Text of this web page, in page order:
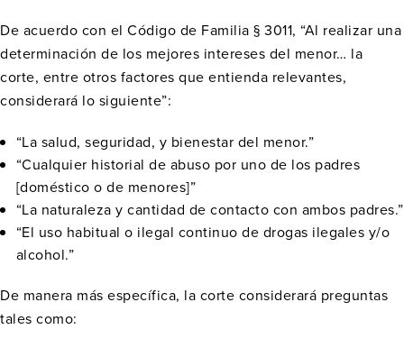
De acuerdo con el Código de Familia § 3011, “Al realizar una
determinación de los mejores intereses del menor… la
corte, entre otros factores que entienda relevantes,
considerará lo siguiente”:
“La salud, seguridad, y bienestar del menor.”
“Cualquier historial de abuso por uno de los padres
[doméstico o de menores]”
“La naturaleza y cantidad de contacto con ambos padres.”
“El uso habitual o ilegal continuo de drogas ilegales y/o
alcohol.”
De manera más específica, la corte considerará preguntas
tales como: